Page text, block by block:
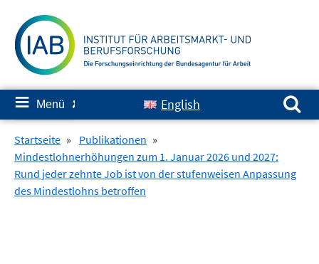
zum
Inhalt
≡ Menü ✘ English
Suchen nach:
Startseite » Publikationen »
Mindestlohnerhöhungen zum 1. Januar 2026 und 2027:
Rund jeder zehnte Job ist von der stufenweisen Anpassung
des Mindestlohns betroffen